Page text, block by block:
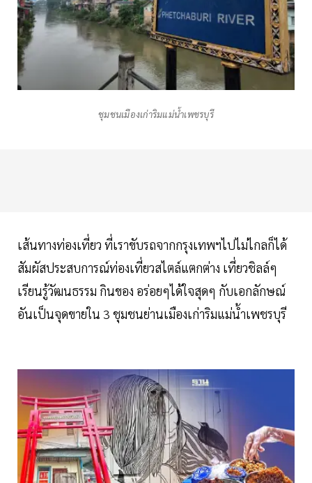
ชุมชนเมืองเก่าริมแม่นํ้าเพชรบุรี
เส้นทางท่องเที่ยว ที่เราขับรถจากกรุงเทพฯไปไม่ไกลก็ได้
สัมผัสประสบการณ์ท่องเที่ยวสไตล์แตกต่าง เที่ยวชิลล์ๆ
เรียนรู้วัฒนธรรม กินของ อร่อยๆได้ใจสุดๆ กับเอกลักษณ์
อันเป็นจุดขายใน 3 ชุมชนย่านเมืองเก่าริมแม่น้ำเพชรบุรี